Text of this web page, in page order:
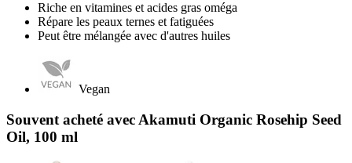
Riche en vitamines et acides gras oméga
Répare les peaux ternes et fatiguées
Peut être mélangée avec d'autres huiles
Vegan
Souvent acheté avec Akamuti Organic Rosehip Seed
Oil, 100 ml